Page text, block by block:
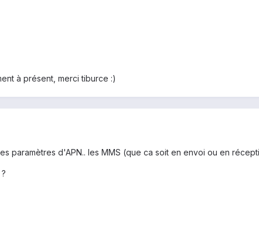
à présent, merci tiburce :)
paramètres d'APN.. les MMS (que ca soit en envoi ou en